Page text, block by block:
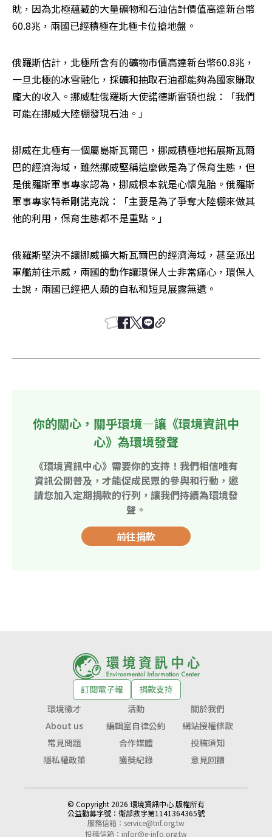
眈，因為北極蘊藏的大量礦物和石油估計價值高達新台幣
60.8兆，兩國已經積極在北極卡位搶地盤。
俄羅斯估計，北極所含有的礦物市價高達新台幣60.8兆，
一旦北極的冰雪融化，採礦和抽取石油都能夠為國家賺取
龐大的收入。挪威駐俄羅斯大使諾德斯雷頓也說：「我們
可能在挪威大陸棚發現石油。」
挪威在北極有一個屬島斯瓦爾巴，挪威積極地拓展斯瓦爾
巴的經濟海域，雖然挪威堅稱這麼做是為了保育生態，但
是俄羅斯軍事專家認為，挪威根本就是心懷鬼胎。俄羅斯
軍事專家特希剛諾克說：「主要是為了爭奪大陸棚來做其
他的利用，保育生態都不是重點。」
俄羅斯堅決不讓挪威擴大斯瓦爾巴的經濟海域，甚至派出
軍艦前往示威，兩國的動作讓環保人士非常痛心，環保人
士說，兩國已經把人類的自私和短見展露無遺。
你的關心，關乎環境—讓《環境資訊中
心》為環境發聲
《環境資訊中心》需要你的支持！我們相信唯有
資訊公開普及，才能促成民眾的參與和行動，邀
請您加入定期捐款的行列，讓我們持續為環境發
聲。
前往捐款
訂閱電子報
捐款支持
環境徵才
活動
關於我們
About us
編輯室自律公約
網站授權條款
常見問題
合作媒體
投稿須知
隱私權政策
獲獎紀錄 意見回饋
© Copyright 2026 環境資訊中心 版權所有
公益勸募字號： 衛部救字第1141364365號
服務信箱： service@tnf.org.tw
投稿信箱： infor@e-info.org.tw